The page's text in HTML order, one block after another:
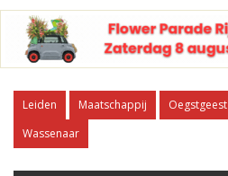
Leiden Maatschappij Oegstgeest
Wassenaar